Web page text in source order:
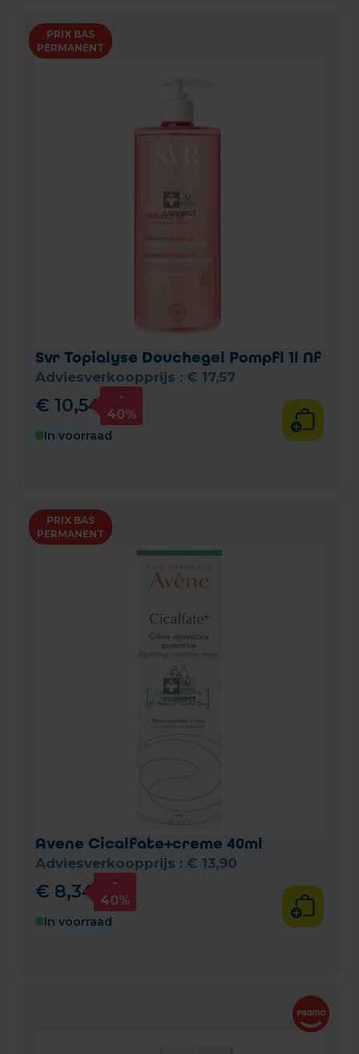
PRIX BAS
PERMANENT
Svr Topialyse Douchegel Pompfl 1l Nf
Adviesverkoopprijs : € 17,57
€ 10,54
-
40%
In voorraad
PRIX BAS
PERMANENT
Avene Cicalfate+creme 40ml
Adviesverkoopprijs : € 13,90
€ 8,34
-
40%
In voorraad